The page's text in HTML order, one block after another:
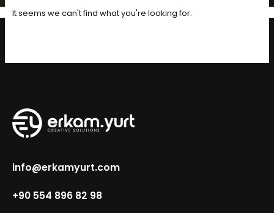
It seems we can't find what you're looking for.
info@erkamyurt.com
+90 554 896 82 98